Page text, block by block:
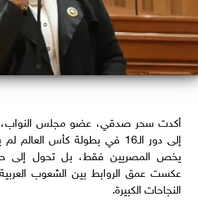
أكدت سحر صدقي، عضو مجلس
إلى دور الـ16 في بطولة كأس
يخص المصريين فقط، بل تحول إلى
عكست عمق الروابط بين الشعوب
النجاحات الكبيرة.